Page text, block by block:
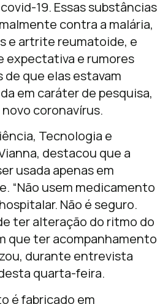
19. Essas substâncias
contra a malária,
e artrite reumatoide, e
expectativa e rumores
que elas estavam
em caráter de pesquisa,
coronavírus.
Tecnologia e
destacou que a
usada apenas em
“Não usem medicamento
Não é seguro.
ter alteração do ritmo do
que ter acompanhamento
durante entrevista
quarta-feira.
é fabricado em